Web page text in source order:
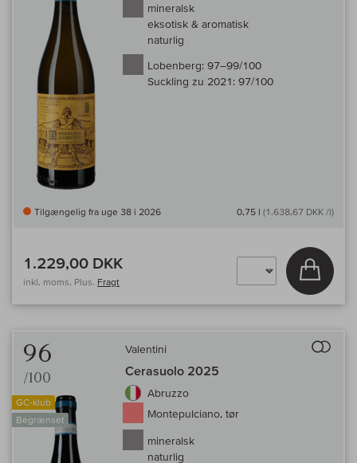
mineralsk
eksotisk & aromatisk
naturlig
Lobenberg: 97–99/100
Suckling zu 2021: 97/100
Tilgængelig fra uge 38 i 2026 0,75 l (1.638,67 DKK /l)
1.229,00 DKK
inkl. moms, Plus. Fragt
Læg i
96
/100
GC-klub
Begrænset
Valentini
Cerasuolo 2025
Abruzzo
Montepulciano, tør
mineralsk
naturlig